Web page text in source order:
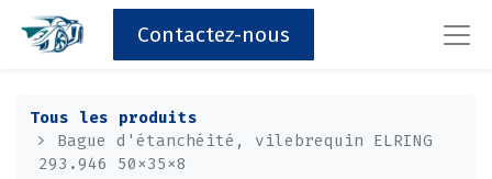
Contactez-nous
Tous les produits
Bague d'étanchéité, vilebrequin ELRING
293.946 50x35x8